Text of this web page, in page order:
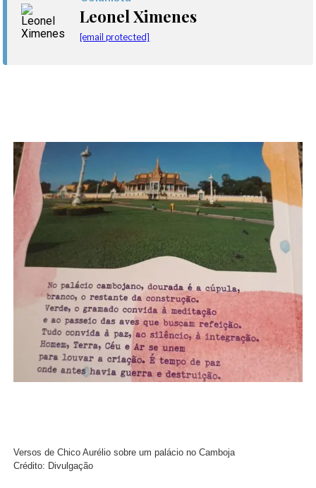
Leonel Ximenes
[email protected]
Versos de Chico Aurélio sobre um palácio no Camboja
Crédito: Divulgação